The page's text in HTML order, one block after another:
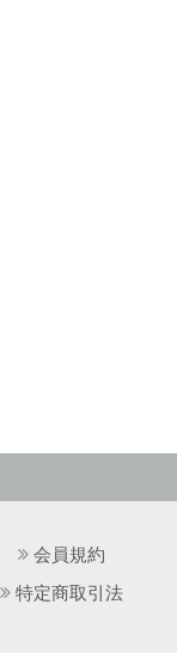
会員規約
特定商取引法